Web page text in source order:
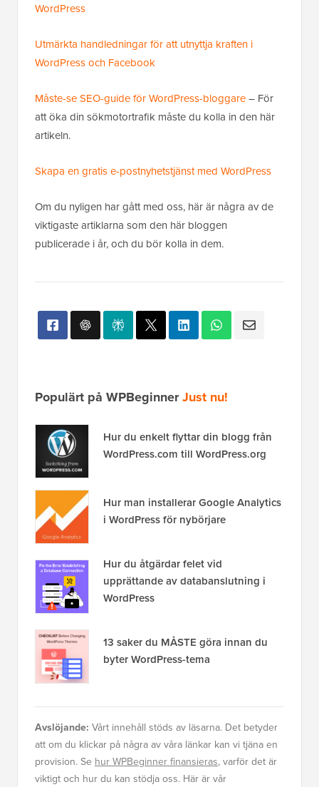
WordPress
Utmärkta handledningar för att utnyttja kraften i
WordPress och Facebook
Måste-se SEO-guide för WordPress-bloggare– För
att öka din sökmotortrafik måste du kolla in den här
artikeln.
Skapa en gratis e-postnyhetstjänst med WordPress
Om du nyligen har gått med oss, här är några av de
viktigaste artiklarna som den här bloggen
publicerade i år, och du bör kolla in dem.
Populärt på WPBeginnerJust nu!
Hur du enkelt flyttar din blogg från
WordPress.com till WordPress.org
Hur man installerar Google Analytics
i WordPress för nybörjare
Hur du åtgärdar felet vid
upprättande av databanslutning i
WordPress
13 saker du MÅSTE göra innan du
byter WordPress-tema
Avslöjande: Vårt innehåll stöds av läsarna. Det betyder
att om du klickar på några av våra länkar kan vi tjäna en
provision. Se hur WPBeginner finansieras, varför det är
viktigt och hur du kan stödja oss. Här är vår